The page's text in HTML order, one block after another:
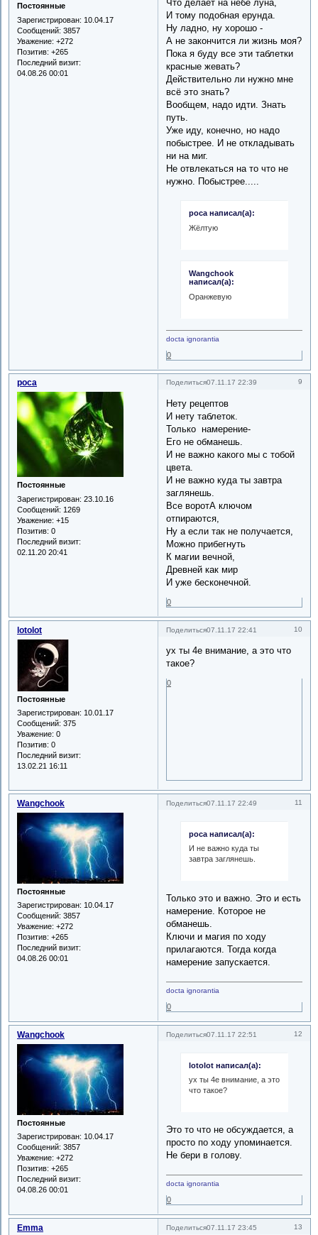
Постоянные
Зарегистрирован: 10.04.17
Сообщений: 3857
Уважение: +272
Позитив: +265
Последний визит:
04.08.26 00:01
Что делает на небе луна,
И тому подобная ерунда.
Ну ладно, ну хорошо -
А не закончится ли жизнь моя?
Пока я буду все эти таблетки
красные жевать?
Действительно ли нужно мне
всё это знать?
Вообщем, надо идти. Знать
путь.
Уже иду, конечно, но надо
побыстрее. И не откладывать
ни на миг.
Не отвлекаться на то что не
нужно. Побыстрее.....
роса написал(а):
Жёлтую
Wangchook
написал(а):
Оранжевую
docta ignorantia
0
Поделиться 9
07.11.17 22:39
роса
Постоянные
Зарегистрирован: 23.10.16
Сообщений: 1269
Уважение: +15
Позитив: 0
Последний визит:
02.11.20 20:41
Нету рецептов
И нету таблеток.
Только намерение-
Его не обманешь.
И не важно какого мы с тобой
цвета.
И не важно куда ты завтра
заглянешь.
Все воротА ключом
отпираются,
Ну а если так не получается,
Можно прибегнуть
К магии вечной,
Древней как мир
И уже бесконечной.
0
Поделиться 10
07.11.17 22:41
lotolot
Постоянные
Зарегистрирован: 10.01.17
Сообщений: 375
Уважение: 0
Позитив: 0
Последний визит:
13.02.21 16:11
ух ты 4е внимание, а это что
такое?
0
Поделиться 11
07.11.17 22:49
Wangchook
Постоянные
Зарегистрирован: 10.04.17
Сообщений: 3857
Уважение: +272
Позитив: +265
Последний визит:
04.08.26 00:01
роса написал(а):
И не важно куда ты
завтра заглянешь.
Только это и важно. Это и есть
намерение. Которое не
обманешь.
Ключи и магия по ходу
прилагаются. Тогда когда
намерение запускается.
docta ignorantia
0
Поделиться 12
07.11.17 22:51
Wangchook
Постоянные
Зарегистрирован: 10.04.17
Сообщений: 3857
Уважение: +272
Позитив: +265
Последний визит:
04.08.26 00:01
lotolot написал(а):
ух ты 4е внимание, а это
что такое?
Это то что не обсуждается, а
просто по ходу упоминается.
Не бери в голову.
docta ignorantia
0
Поделиться 13
07.11.17 23:45
Emma